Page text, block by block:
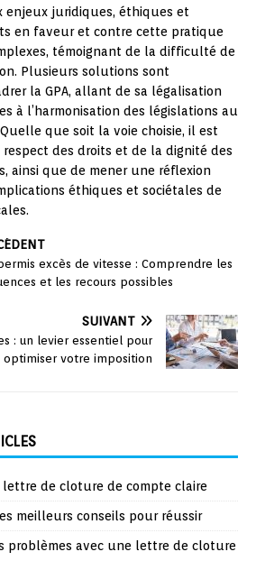
enjeux juridiques, éthiques et
en faveur et contre cette pratique
témoignant de la difficulté de
Plusieurs solutions sont
la GPA, allant de sa légalisation
à l’harmonisation des législations au
que soit la voie choisie, il est
respect des droits et de la dignité des
ainsi que de mener une réflexion
éthiques et sociétales de
excès de vitesse : Comprendre les
et les recours possibles
SUIVANT
: un levier essentiel pour
optimiser votre imposition
de cloture de compte claire
meilleurs conseils pour réussir
problèmes avec une lettre de cloture